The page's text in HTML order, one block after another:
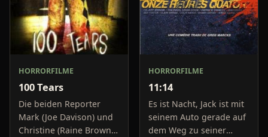
HORRORFILME
100 Tears
Die beiden Reporter
Mark (Joe Davison) und
Christine (Raine Brown)
HORRORFILME
11:14
Es ist Nacht, Jack ist mit
seinem Auto gerade auf
dem Weg zu seiner